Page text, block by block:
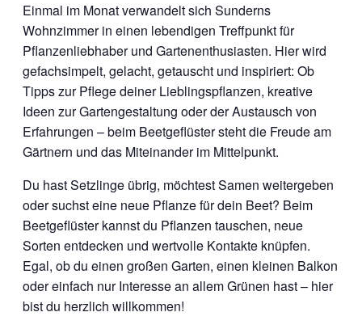
Einmal im Monat verwandelt sich Sunderns
Wohnzimmer in einen lebendigen Treffpunkt für
Pflanzenliebhaber und Gartenenthusiasten. Hier wird
gefachsimpelt, gelacht, getauscht und inspiriert: Ob
Tipps zur Pflege deiner Lieblingspflanzen, kreative
Ideen zur Gartengestaltung oder der Austausch von
Erfahrungen – beim Beetgeflüster steht die Freude am
Gärtnern und das Miteinander im Mittelpunkt.
Du hast Setzlinge übrig, möchtest Samen weitergeben
oder suchst eine neue Pflanze für dein Beet? Beim
Beetgeflüster kannst du Pflanzen tauschen, neue
Sorten entdecken und wertvolle Kontakte knüpfen.
Egal, ob du einen großen Garten, einen kleinen Balkon
oder einfach nur Interesse an allem Grünen hast – hier
bist du herzlich willkommen!